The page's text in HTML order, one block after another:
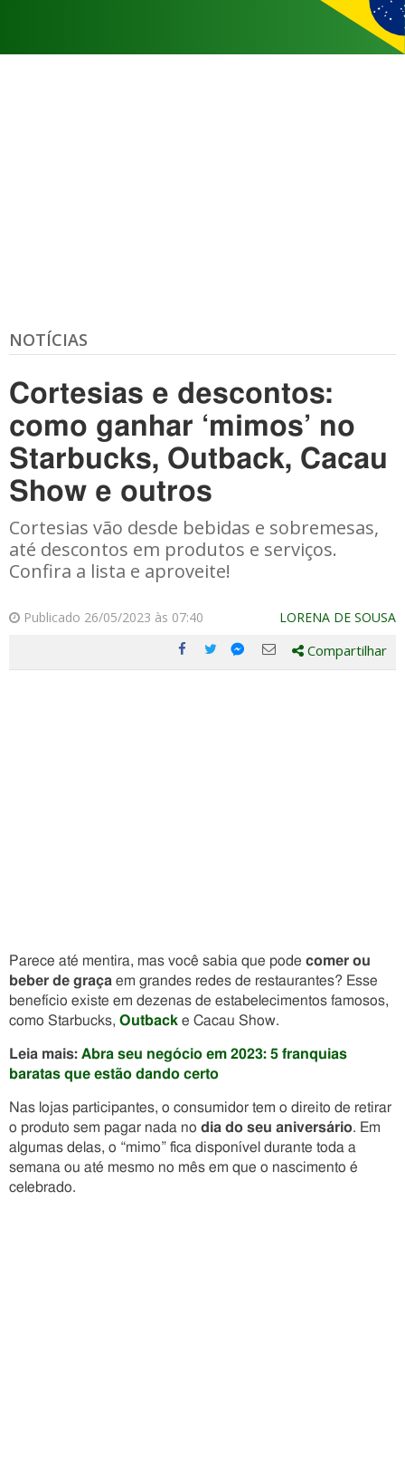
NOTÍCIAS
Cortesias e descontos:
como ganhar ‘mimos’ no
Starbucks, Outback, Cacau
Show e outros
Cortesias vão desde bebidas e sobremesas,
até descontos em produtos e serviços.
Confira a lista e aproveite!
Publicado 26/05/2023 às 07:40 LORENA DE SOUSA
Compartilhe
Compartilhe
Compartilhe
Compartilhe
Compartilhar
Parece até mentira, mas você sabia que pode comer ou
beber de graça em grandes redes de restaurantes? Esse
benefício existe em dezenas de estabelecimentos famosos,
como Starbucks, Outback e Cacau Show.
Leia mais: Abra seu negócio em 2023: 5 franquias
baratas que estão dando certo
Nas lojas participantes, o consumidor tem o direito de retirar
o produto sem pagar nada no dia do seu aniversário. Em
algumas delas, o “mimo” fica disponível durante toda a
semana ou até mesmo no mês em que o nascimento é
celebrado.